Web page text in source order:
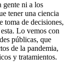
gente ni a los
tener una ciencia
toma de decisiones,
Lo vemos con
públicas, que
de la pandemia,
y tratamientos.